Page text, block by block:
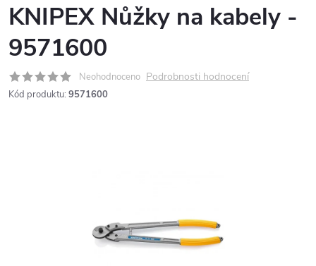
KNIPEX Nůžky na kabely -
9571600
Neohodnoceno Podrobnosti hodnocení
Kód produktu: 9571600